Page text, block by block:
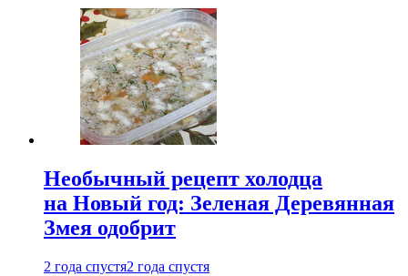
Необычный рецепт холодца
на Новый год: Зеленая Деревянная
Змея одобрит
2 года спустя2 года спустя